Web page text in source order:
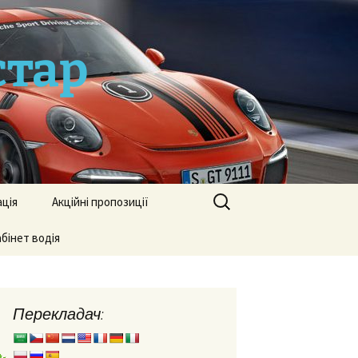
ТСЦ
Акційні пропозиції
водія
Пошук:
Перекладач: